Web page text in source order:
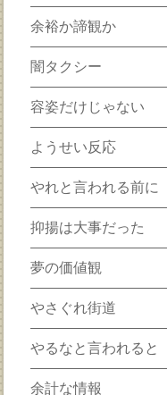
余裕か諦観か
闇タクシー
容姿だけじゃない
ようせい反応
やれと言われる前に
抑揚は大事だった
夢の価値観
やさぐれ街道
やるなと言われると
余計な情報